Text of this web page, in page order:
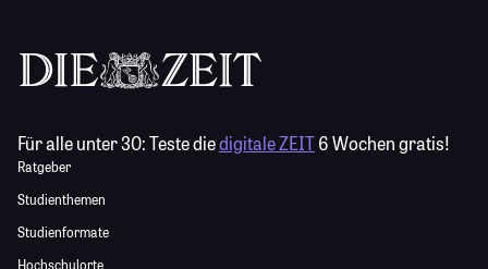
Für alle unter 30:Teste diedigitale ZEIT6 Wochen gratis!
Ratgeber
Studienthemen
Studienformate
Hochschulorte